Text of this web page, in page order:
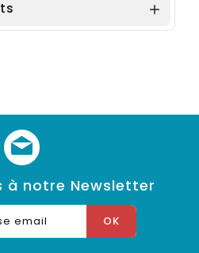

à notre Newsletter